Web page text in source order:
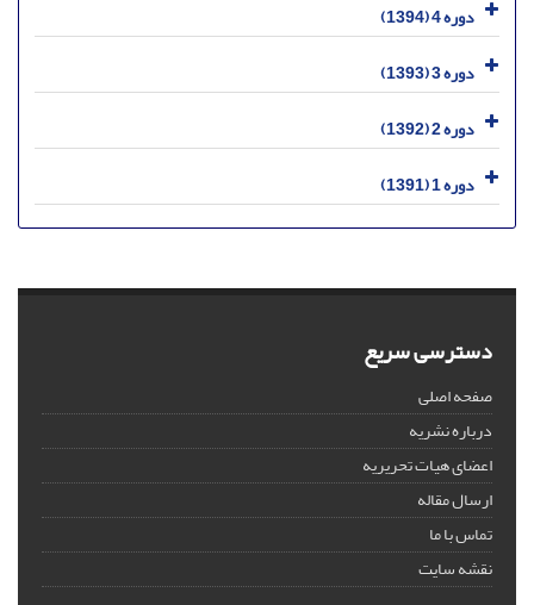
دوره 4 (1394)
دوره 3 (1393)
دوره 2 (1392)
دوره 1 (1391)
دسترسی سریع
صفحه اصلی
درباره نشریه
اعضای هیات تحریریه
ارسال مقاله
تماس با ما
نقشه سایت